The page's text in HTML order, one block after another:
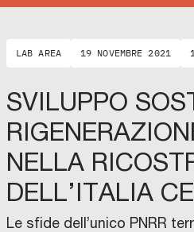
LAB AREA 19 NOVEMBRE 2021
SVILUPPO
NELLA
DELL’ITALIA
Le sfide dell’unico PNRR